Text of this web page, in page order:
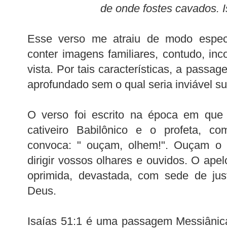
de onde fostes cavados.
Esse verso me atraiu de modo
conter imagens familiares, contudo,
vista. Por tais características, a
aprofundado sem o qual seria inviável
O verso foi escrito na época em que
cativeiro Babilônico e o profeta,
convoca: " ouçam, olhem!". Ouçam
dirigir vossos olhares e ouvidos. O
oprimida, devastada, com sede de
Deus.
Isaías 51:1 é uma passagem